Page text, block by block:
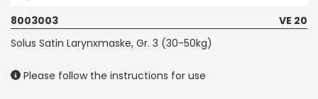
8003003
VE 20
Solus Satin Larynxmaske, Gr. 3 (30-50kg)
Please follow the instructions for use